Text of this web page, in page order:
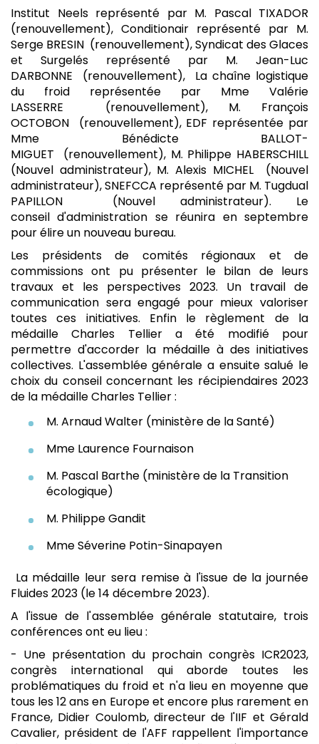
Institut Neels représenté par M. Pascal TIXADOR
(renouvellement), Conditionair représenté par M.
Serge BRESIN (renouvellement), Syndicat des Glaces
et Surgelés représenté par M. Jean-Luc
DARBONNE (renouvellement), La chaîne logistique
du froid représentée par Mme Valérie
LASSERRE (renouvellement), M. François
OCTOBON (renouvellement), EDF représentée par
Mme Bénédicte BALLOT-
MIGUET (renouvellement), M. Philippe HABERSCHILL
(Nouvel administrateur), M. Alexis MICHEL (Nouvel
administrateur), SNEFCCA représenté par M. Tugdual
PAPILLON (Nouvel administrateur). Le
conseil d'administration se réunira en septembre
pour élire un nouveau bureau.
Les présidents de comités régionaux et de
commissions ont pu présenter le bilan de leurs
travaux et les perspectives 2023. Un travail de
communication sera engagé pour mieux valoriser
toutes ces initiatives. Enfin le règlement de la
médaille Charles Tellier a été modifié pour
permettre d'accorder la médaille à des initiatives
collectives. L'assemblée générale a ensuite salué le
choix du conseil concernant les récipiendaires 2023
de la médaille Charles Tellier :
M. Arnaud Walter (ministère de la Santé)
Mme Laurence Fournaison
M. Pascal Barthe (ministère de la Transition
écologique)
M. Philippe Gandit
Mme Séverine Potin-Sinapayen
La médaille leur sera remise à l'issue de la journée
Fluides 2023 (le 14 décembre 2023).
A l'issue de l'assemblée générale statutaire, trois
conférences ont eu lieu :
- Une présentation du prochain congrès ICR2023,
congrès international qui aborde toutes les
problématiques du froid et n'a lieu en moyenne que
tous les 12 ans en Europe et encore plus rarement en
France, Didier Coulomb, directeur de l'IIF et Gérald
Cavalier, président de l'AFF rappellent l'importance